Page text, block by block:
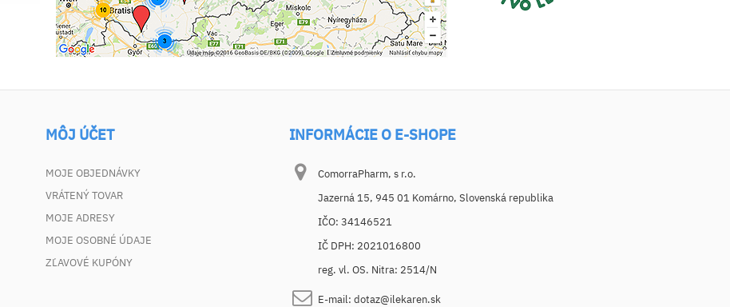
MÔJ ÚČET
MOJE OBJEDNÁVKY
VRÁTENÝ TOVAR
MOJE ADRESY
MOJE OSOBNÉ ÚDAJE
ZĽAVOVÉ KUPÓNY
INFORMÁCIE O E-SHOPE
ComorraPharm, s r.o.
Jazerná 15, 945 01 Komárno, Slovenská republika
IČO: 34146521
IČ DPH: 2021016800
reg. vl. OS. Nitra: 2514/N
E-mail: dotaz@ilekaren.sk